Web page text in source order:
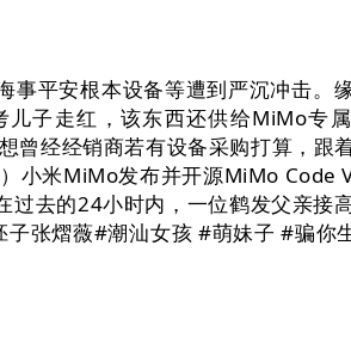
平安根本设备等遭到严沉冲击。
子走红，该东西还供给MiMo专
经经销商若有设备采购打算，跟
小米MiMo发布并开源MiMo Code
去的24小时内，一位鹤发父亲接
子张熠薇#潮汕女孩 #萌妹子 #骗你